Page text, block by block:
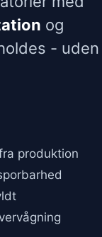
og
- uden
produktion